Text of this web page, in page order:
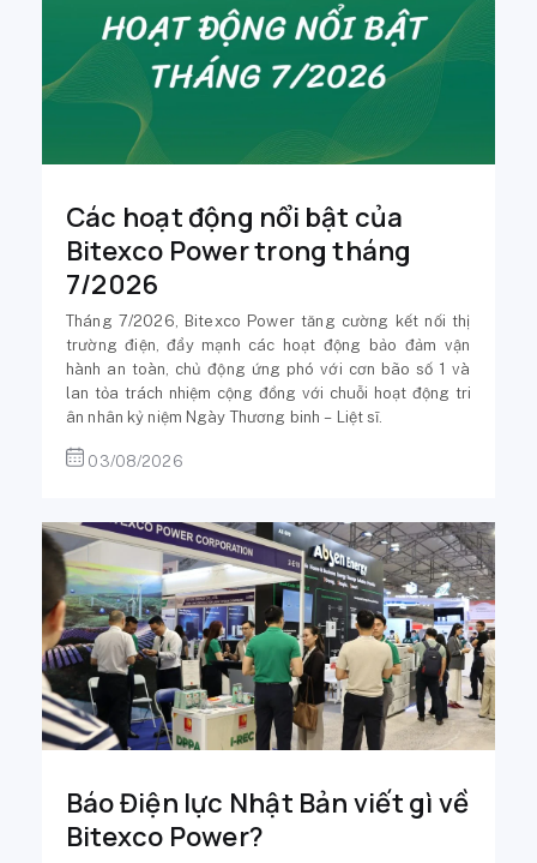
Các hoạt động nổi bật của
Bitexco Power trong tháng
7/2026
Tháng 7/2026, Bitexco Power tăng cường kết nối thị
trường điện, đẩy mạnh các hoạt động bảo đảm vận
hành an toàn, chủ động ứng phó với cơn bão số 1 và
lan tỏa trách nhiệm cộng đồng với chuỗi hoạt động tri
ân nhân kỷ niệm Ngày Thương binh – Liệt sĩ.
03/08/2026
Báo Điện lực Nhật Bản viết gì về
Bitexco Power?